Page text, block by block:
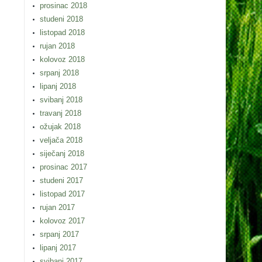
prosinac 2018
studeni 2018
listopad 2018
rujan 2018
kolovoz 2018
srpanj 2018
lipanj 2018
svibanj 2018
travanj 2018
ožujak 2018
veljača 2018
siječanj 2018
prosinac 2017
studeni 2017
listopad 2017
rujan 2017
kolovoz 2017
srpanj 2017
lipanj 2017